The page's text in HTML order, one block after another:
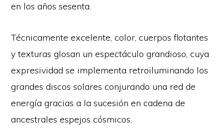
en los años sesenta.
Técnicamente excelente, color, cuerpos flotantes
y texturas glosan un espectáculo grandioso, cuya
expresividad se implementa retroiluminando los
grandes discos solares conjurando una red de
energía gracias a la sucesión en cadena de
ancestrales espejos cósmicos.